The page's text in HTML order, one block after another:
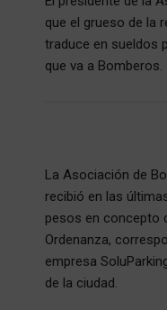
que el grueso de la
traduce en sueldos
que va a Bomberos.
La Asociación de
recibió en las
pesos en concepto
Ordenanza,
empresa
de la ciudad.